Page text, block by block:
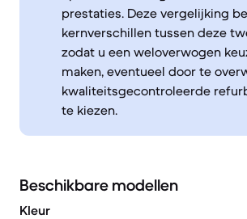
prestaties. Deze vergelijking
kernverschillen tussen deze
zodat u een weloverwogen
maken, eventueel door te
kwaliteitsgecontroleerde
te kiezen.
Beschikbare modellen
Kleur